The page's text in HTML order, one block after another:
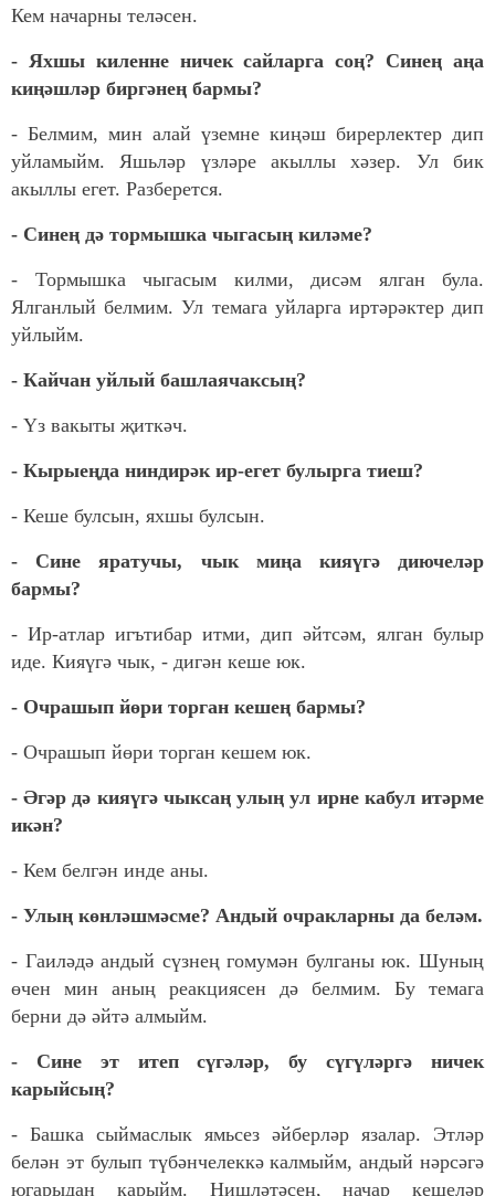
Кем начарны теләсен.
- Яхшы киленне ничек сайларга соң? Синең аңа
киңәшләр биргәнең бармы?
- Белмим, мин алай үземне киңәш бирерлектер дип
уйламыйм. Яшьләр үзләре акыллы хәзер. Ул бик
акыллы егет. Разберется.
- Синең дә тормышка чыгасың киләме?
- Тормышка чыгасым килми, дисәм ялган була.
Ялганлый белмим. Ул темага уйларга иртәрәктер дип
уйлыйм.
- Кайчан уйлый башлаячаксың?
- Үз вакыты җиткәч.
- Кырыеңда ниндирәк ир-егет булырга тиеш?
- Кеше булсын, яхшы булсын.
- Сине яратучы, чык миңа кияүгә диючеләр
бармы?
- Ир-атлар игътибар итми, дип әйтсәм, ялган булыр
иде. Кияүгә чык, - дигән кеше юк.
- Очрашып йөри торган кешең бармы?
- Очрашып йөри торган кешем юк.
- Әгәр дә кияүгә чыксаң улың ул ирне кабул итәрме
икән?
- Кем белгән инде аны.
- Улың көнләшмәсме? Андый очракларны да беләм.
- Гаиләдә андый сүзнең гомумән булганы юк. Шуның
өчен мин аның реакциясен дә белмим. Бу темага
берни дә әйтә алмыйм.
- Сине эт итеп сүгәләр, бу сүгүләргә ничек
карыйсың?
- Башка сыймаслык ямьсез әйберләр язалар. Этләр
белән эт булып түбәнчелеккә калмыйм, андый нәрсәгә
югарыдан карыйм. Нишләтәсең, начар кешеләр